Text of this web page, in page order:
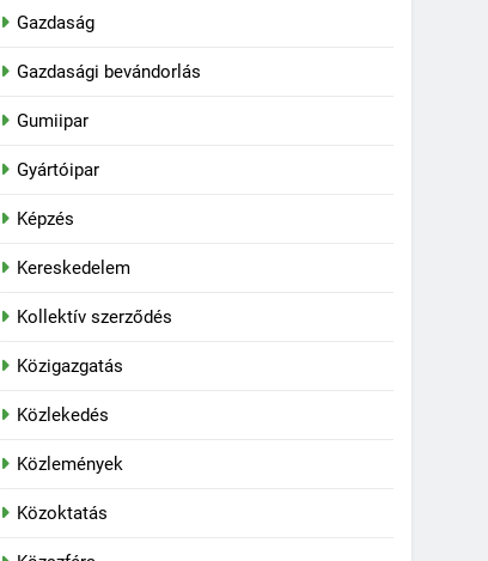
Gazdaság
Gazdasági bevándorlás
Gumiipar
Gyártóipar
Képzés
Kereskedelem
Kollektív szerződés
Közigazgatás
Közlekedés
Közlemények
Közoktatás